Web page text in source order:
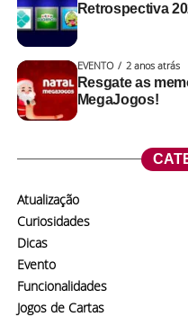
Retrospectiva
EVENTO 2 anos atrás
Resgate as
MegaJogos!
Atualização
Curiosidades
Dicas
Evento
Funcionalidades
Jogos de Cartas